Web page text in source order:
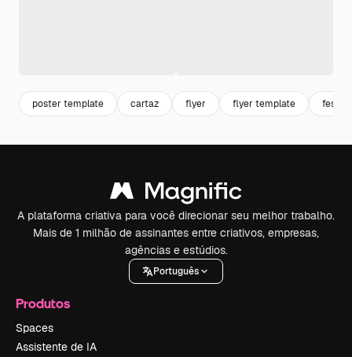
poster template cartaz flyer flyer template
A plataforma criativa para você direcionar seu melhor trabalho.
Mais de 1 milhão de assinantes entre criativos, empresas,
agências e estúdios.
Português
Produtos
Spaces
Assistente de IA